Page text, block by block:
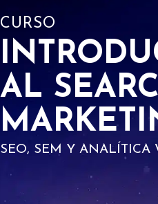
SEO, SEM Y ANALÍTICA
CURSO
AL